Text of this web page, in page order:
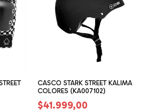
CASCO STARK STREET KALIMA
COLORES (KA007102)
$41.999,00